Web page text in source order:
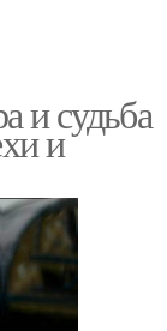
и судьба
и